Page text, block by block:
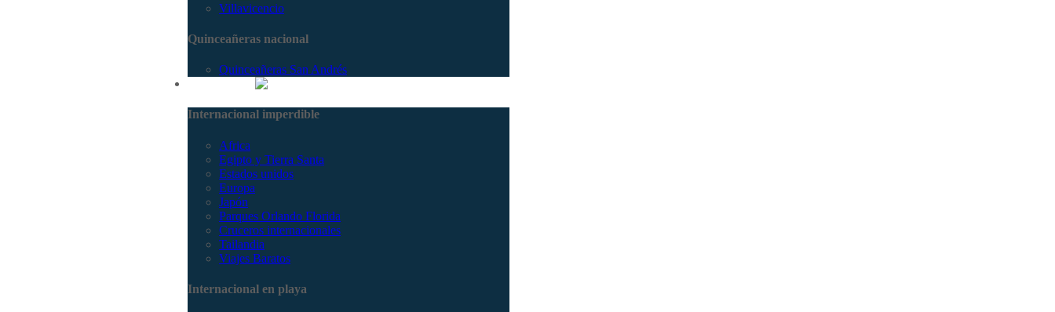
Villavicencio
Quinceañeras nacional
Quinceañeras San Andrés
Internacional imperdible
Africa
Egipto y Tierra Santa
Estados unidos
Europa
Japón
Parques Orlando Florida
Cruceros internacionales
Tailandia
Viajes Baratos
Internacional en playa